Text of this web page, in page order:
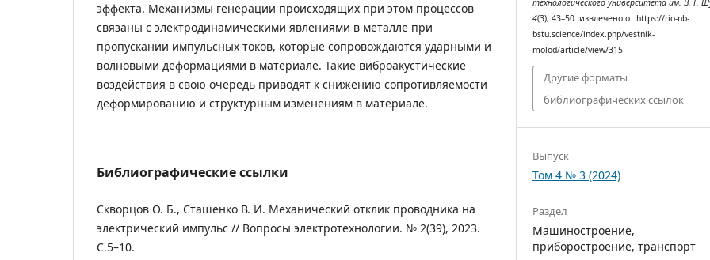
эффекта. Механизмы генерации происходящих при этом процессов
связаны с электродинамическими явлениями в металле при
пропускании импульсных токов, которые сопровождаются ударными и
волновыми деформациями в материале. Такие виброакустические
воздействия в свою очередь приводят к снижению сопротивляемости
деформированию и структурным изменениям в материале.
Библиографические ссылки
Скворцов О. Б., Сташенко В. И. Механический отклик проводника на
электрический импульс // Вопросы электротехнологии. № 2(39), 2023.
С.5–10.
технологического университета им. В. Г.
4(3), 43–50. извлечено от https://rio-nb-
bstu.science/index.php/vestnik-
molod/article/view/315
Другие форматы
библиографических ссылок
Выпуск
Том 4 № 3 (2024)
Раздел
Машиностроение,
приборостроение, транспорт